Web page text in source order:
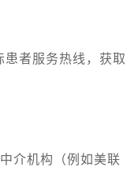
者服务热线，获取
机构（例如美联